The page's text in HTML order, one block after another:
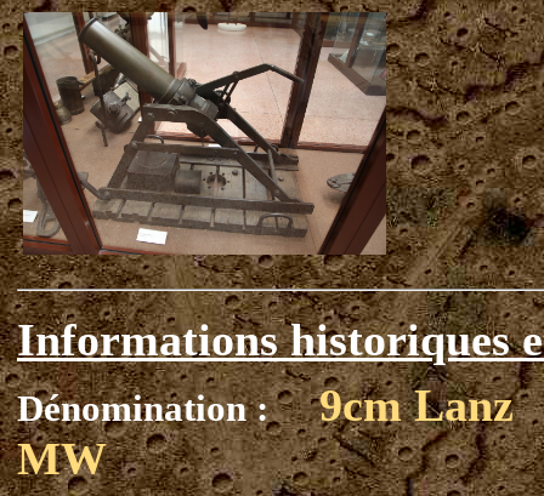
Informations historiques
Dénomination :
9cm Lanz
MW